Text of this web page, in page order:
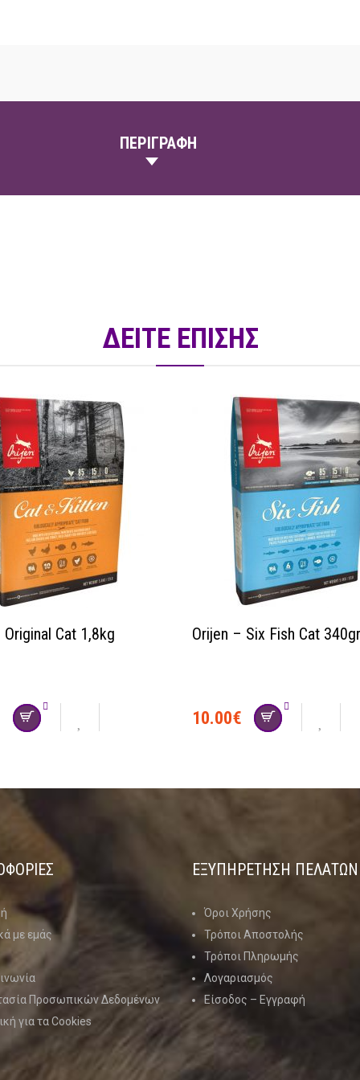
ΠΕΡΙΓΡΑΦΗ
ΔΕΙΤΕ ΕΠΙΣΗΣ
Cat 1,8kg Orijen – Six Fish Cat 340gr
10.00€
με εμάς
Προσωπικών Δεδομένων
για τα Cookies
ΕΞΥΠΗΡΕΤΗΣΗ ΠΕΛΑΤΩΝ
Όροι Χρήσης
Τρόποι Αποστολής
Τρόποι Πληρωμής
Λογαριασμός
Είσοδος – Εγγραφή